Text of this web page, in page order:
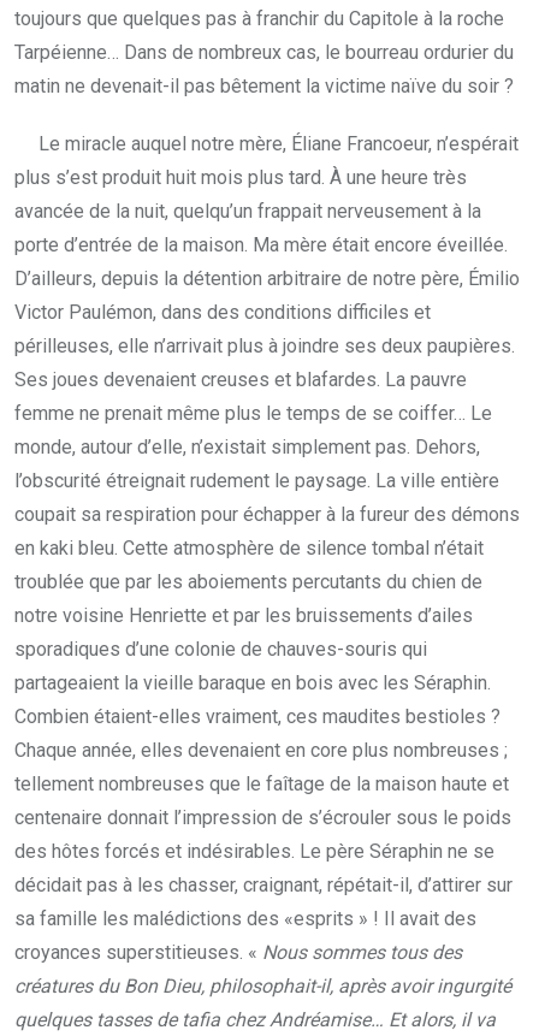
toujours que quelques pas à franchir du Capitole à la roche
Tarpéienne… Dans de nombreux cas, le bourreau ordurier du
matin ne devenait-il pas bêtement la victime naïve du soir ?
Le miracle auquel notre mère, Éliane Francoeur, n’espérait
plus s’est produit huit mois plus tard. À une heure très
avancée de la nuit, quelqu’un frappait nerveusement à la
porte d’entrée de la maison. Ma mère était encore éveillée.
D’ailleurs, depuis la détention arbitraire de notre père, Émilio
Victor Paulémon, dans des conditions difficiles et
périlleuses, elle n’arrivait plus à joindre ses deux paupières.
Ses joues devenaient creuses et blafardes. La pauvre
femme ne prenait même plus le temps de se coiffer… Le
monde, autour d’elle, n’existait simplement pas. Dehors,
l’obscurité étreignait rudement le paysage. La ville entière
coupait sa respiration pour échapper à la fureur des démons
en kaki bleu. Cette atmosphère de silence tombal n’était
troublée que par les aboiements percutants du chien de
notre voisine Henriette et par les bruissements d’ailes
sporadiques d’une colonie de chauves-souris qui
partageaient la vieille baraque en bois avec les Séraphin.
Combien étaient-elles vraiment, ces maudites bestioles ?
Chaque année, elles devenaient en core plus nombreuses ;
tellement nombreuses que le faîtage de la maison haute et
centenaire donnait l’impression de s’écrouler sous le poids
des hôtes forcés et indésirables. Le père Séraphin ne se
décidait pas à les chasser, craignant, répétait-il, d’attirer sur
sa famille les malédictions des «esprits » ! Il avait des
croyances superstitieuses. « Nous sommes tous des
créatures du Bon Dieu, philosophait-il, après avoir ingurgité
quelques tasses de tafia chez Andréamise… Et alors, il va